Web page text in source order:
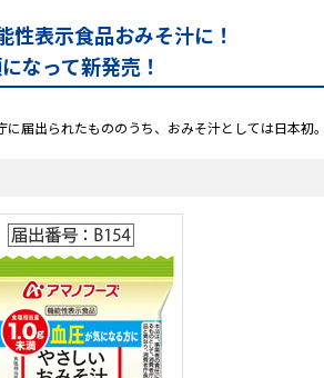
性表示食品おみそ汁に！
なって新発売！
届出られたもののうち、おみそ汁としては日本初。